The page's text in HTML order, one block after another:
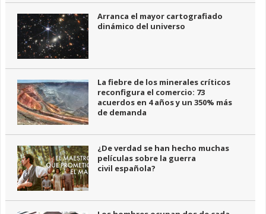
Arranca el mayor cartografiado
dinámico del universo
La fiebre de los minerales críticos
reconfigura el comercio: 73
acuerdos en 4 años y un 350% más
de demanda
¿De verdad se han hecho muchas
películas sobre la guerra
civil española?